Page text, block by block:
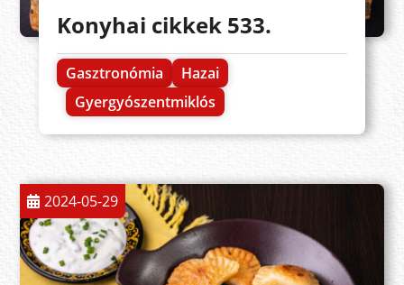
Konyhai cikkek 533.
Gasztronómia
Hazai
Gyergyószentmiklós
2024-05-29